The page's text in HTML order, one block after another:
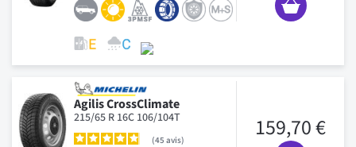
Agilis CrossClimate
215/65 R 16C 106/104T
45 avis 159,70 €